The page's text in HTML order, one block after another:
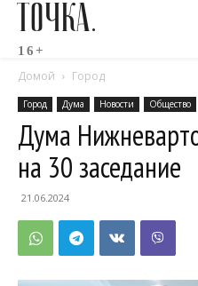
ТОЧКА.
16+
Домой Город
Город Дума Новости Общество
Дума
на 30 заседание
21.06.2024